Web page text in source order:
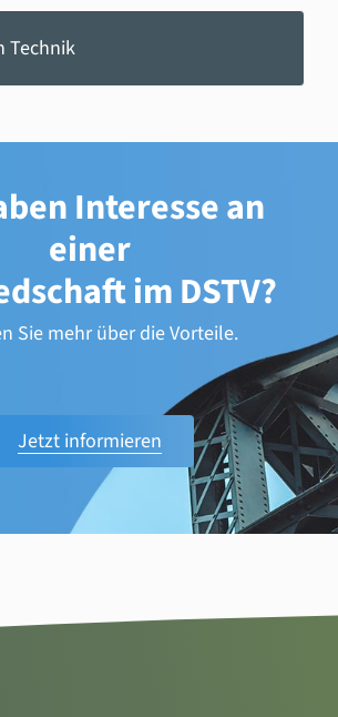
Technik
Interesse an
einer
im DSTV?
Sie mehr über die Vorteile.
Jetzt informieren